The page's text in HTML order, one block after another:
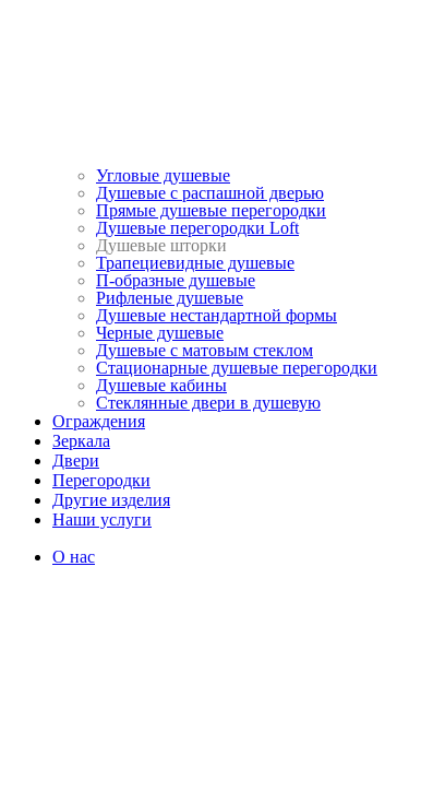
Угловые душевые
Душевые с распашной дверью
Прямые душевые перегородки
Душевые перегородки Loft
Душевые шторки
Трапециевидные душевые
П-образные душевые
Рифленые душевые
Душевые нестандартной формы
Черные душевые
Душевые с матовым стеклом
Стационарные душевые перегородки
Душевые кабины
Стеклянные двери в душевую
Ограждения
Зеркала
Двери
Перегородки
Другие изделия
Наши услуги
О нас